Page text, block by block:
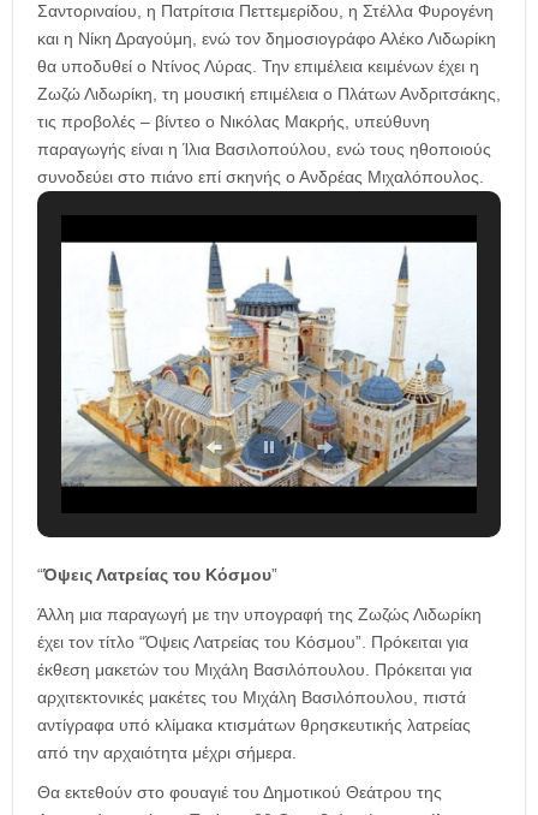
Σαντοριναίου, η Πατρίτσια Πεττεμερίδου, η Στέλλα Φυρογένη
και η Νίκη Δραγούμη, ενώ τον δημοσιογράφο Αλέκο Λιδωρίκη
θα υποδυθεί ο Ντίνος Λύρας. Την επιμέλεια κειμένων έχει η
Ζωζώ Λιδωρίκη, τη μουσική επιμέλεια ο Πλάτων Ανδριτσάκης,
τις προβολές – βίντεο ο Νικόλας Μακρής, υπεύθυνη
παραγωγής είναι η Ίλια Βασιλοπούλου, ενώ τους ηθοποιούς
συνοδεύει στο πιάνο επί σκηνής ο Ανδρέας Μιχαλόπουλος.
“Όψεις Λατρείας του Κόσμου”
Άλλη μια παραγωγή με την υπογραφή της Ζωζώς Λιδωρίκη
έχει τον τίτλο “Όψεις Λατρείας του Κόσμου”. Πρόκειται για
έκθεση μακετών του Μιχάλη Βασιλόπουλου. Πρόκειται για
αρχιτεκτονικές μακέτες του Μιχάλη Βασιλόπουλου, πιστά
αντίγραφα υπό κλίμακα κτισμάτων θρησκευτικής λατρείας
από την αρχαιότητα μέχρι σήμερα.
Θα εκτεθούν στο φουαγιέ του Δημοτικού Θεάτρου της